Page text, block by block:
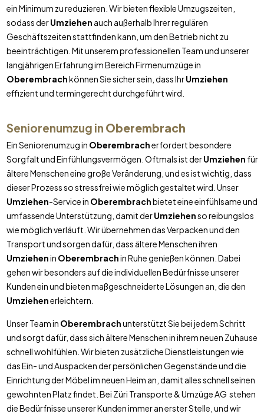
ein Minimum zu reduzieren. Wir bieten flexible Umzugszeiten,
sodass derUmziehen auch außerhalb Ihrer regulären
Geschäftszeiten stattfinden kann, um den Betrieb nicht zu
beeinträchtigen. Mit unserem professionellen Team und unserer
langjährigen Erfahrung im Bereich Firmenumzüge in
Oberembrachkönnen Sie sicher sein, dass IhrUmziehen
effizient und termingerecht durchgeführt wird.
Seniorenumzug in Oberembrach
Ein Seniorenumzug in Oberembracherfordert besondere
Sorgfalt und Einfühlungsvermögen. Oftmals ist derUmziehen für
ältere Menschen eine große Veränderung, und es ist wichtig, dass
dieser Prozess so stressfrei wie möglich gestaltet wird. Unser
Umziehen-Service in Oberembrachbietet eine einfühlsame und
umfassende Unterstützung, damit derUmziehenso reibungslos
wie möglich verläuft. Wir übernehmen das Verpacken und den
Transport und sorgen dafür, dass ältere Menschen ihren
Umziehenin Oberembrachin Ruhe genießen können. Dabei
gehen wir besonders auf die individuellen Bedürfnisse unserer
Kunden ein und bieten maßgeschneiderte Lösungen an, die den
Umziehenerleichtern.
Unser Team in Oberembrachunterstützt Sie bei jedem Schritt
und sorgt dafür, dass sich ältere Menschen in ihrem neuen Zuhause
schnell wohlfühlen. Wir bieten zusätzliche Dienstleistungen wie
das Ein- und Auspacken der persönlichen Gegenstände und die
Einrichtung der Möbel im neuen Heim an, damit alles schnell seinen
gewohnten Platz findet. Bei Züri Transporte & Umzüge AG stehen
die Bedürfnisse unserer Kunden immer an erster Stelle, und wir